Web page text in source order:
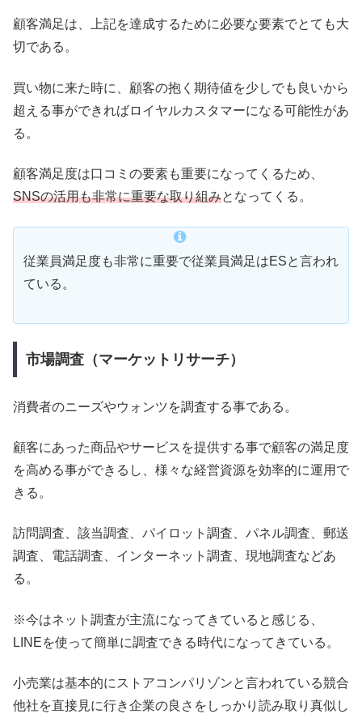
顧客満足は、上記を達成するために必要な要素でとても大
切である。
買い物に来た時に、顧客の抱く期待値を少しでも良いから
超える事ができればロイヤルカスタマーになる可能性があ
る。
顧客満足度は口コミの要素も重要になってくるため、
SNSの活用も非常に重要な取り組みとなってくる。
従業員満足度も非常に重要で従業員満足はESと言われ
ている。
市場調査（マーケットリサーチ）
消費者のニーズやウォンツを調査する事である。
顧客にあった商品やサービスを提供する事で顧客の満足度
を高める事ができるし、様々な経営資源を効率的に運用で
きる。
訪問調査、該当調査、パイロット調査、パネル調査、郵送
調査、電話調査、インターネット調査、現地調査などあ
る。
※今はネット調査が主流になってきていると感じる、
LINEを使って簡単に調査できる時代になってきている。
小売業は基本的にストアコンパリゾンと言われている競合
他社を直接見に行き企業の良さをしっかり読み取り真似し